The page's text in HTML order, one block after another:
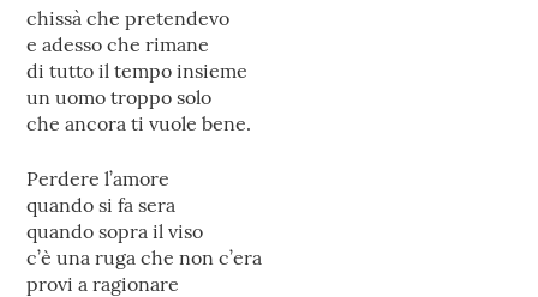
chissà che pretendevo
e adesso che rimane
di tutto il tempo insieme
un uomo troppo solo
che ancora ti vuole bene.
Perdere l’amore
quando si fa sera
quando sopra il viso
c’è una ruga che non c’era
provi a ragionare